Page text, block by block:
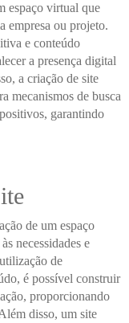
espaço virtual que
empresa ou projeto.
e conteúdo
a presença digital
a criação de site
mecanismos de busca
garantindo
de um espaço
necessidades e
de
é possível construir
proporcionando
disso, um site